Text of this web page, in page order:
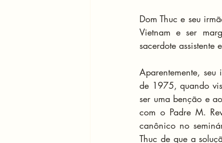
Dom Thuc e seu
Vietnam e ser
sacerdote assistente
Aparentemente,
de 1975, quando
ser uma benção e
com o Padre M.
canônico no
Thuc de que a